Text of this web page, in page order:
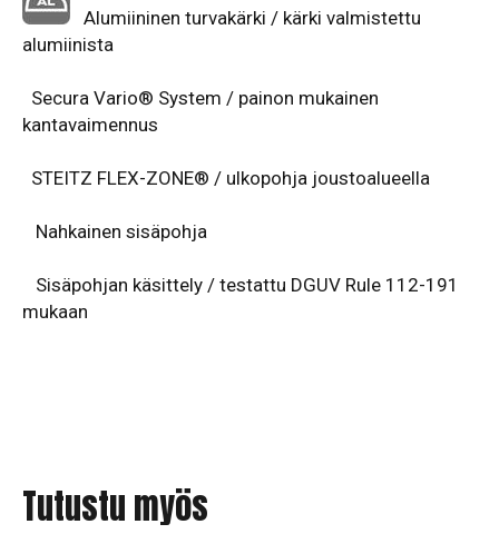
Alumiininen turvakärki / kärki valmistettu
alumiinista
Secura Vario® System / painon mukainen
kantavaimennus
STEITZ FLEX-ZONE® / ulkopohja joustoalueella
Nahkainen sisäpohja
Sisäpohjan käsittely / testattu DGUV Rule 112-191
mukaan
Tutustu myös